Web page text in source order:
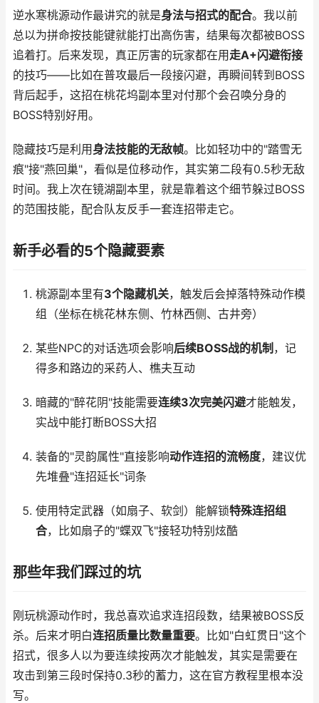
逆水寒桃源动作最讲究的就是身法与招式的配合。我以前
总以为拼命按技能键就能打出高伤害，结果每次都被BOSS
追着打。后来发现，真正厉害的玩家都在用 走A+闪避衔接
的技巧——比如在普攻最后一段接闪避，再瞬间转到BOSS
背后起手，这招在桃花坞副本里对付那个会召唤分身的
BOSS特别好用。
隐藏技巧是利用 身法技能的无敌帧。比如轻功中的"踏雪无
痕"接"燕回巢"，看似是位移动作，其实第二段有0.5秒无敌
时间。我上次在镜湖副本里，就是靠着这个细节躲过BOSS
的范围技能，配合队友反手一套连招带走它。
新手必看的5个隐藏要素
桃源副本里有3个隐藏机关，触发后会掉落特殊动作模
组（坐标在桃花林东侧、竹林西侧、古井旁）
某些NPC的对话选项会影响后续BOSS战的机制 ，记
得多和路边的采药人、樵夫互动
暗藏的"醉花阴"技能需要连续3次完美闪避才能触发，
实战中能打断BOSS大招
装备的"灵韵属性"直接影响动作连招的流畅度，建议优
先堆叠"连招延长"词条
使用特定武器（如扇子、软剑）能解锁特殊连招组
合，比如扇子的"蝶双飞"接轻功特别炫酷
那些年我们踩过的坑
刚玩桃源动作时，我总喜欢追求连招段数，结果被BOSS反
杀。后来才明白连招质量比数量重要。比如"白虹贯日"这个
招式，很多人以为要连续按两次才能触发，其实是需要在
攻击到第三段时保持0.3秒的蓄力，这在官方教程里根本没
写。